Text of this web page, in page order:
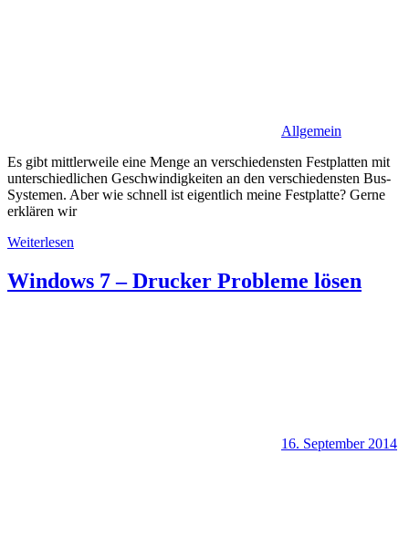
Allgemein
Es gibt mittlerweile eine Menge an verschiedensten Festplatten mit
unterschiedlichen Geschwindigkeiten an den verschiedensten Bus-
Systemen. Aber wie schnell ist eigentlich meine Festplatte? Gerne
erklären wir
Weiterlesen
Windows 7 – Drucker Probleme lösen
16. September 2014